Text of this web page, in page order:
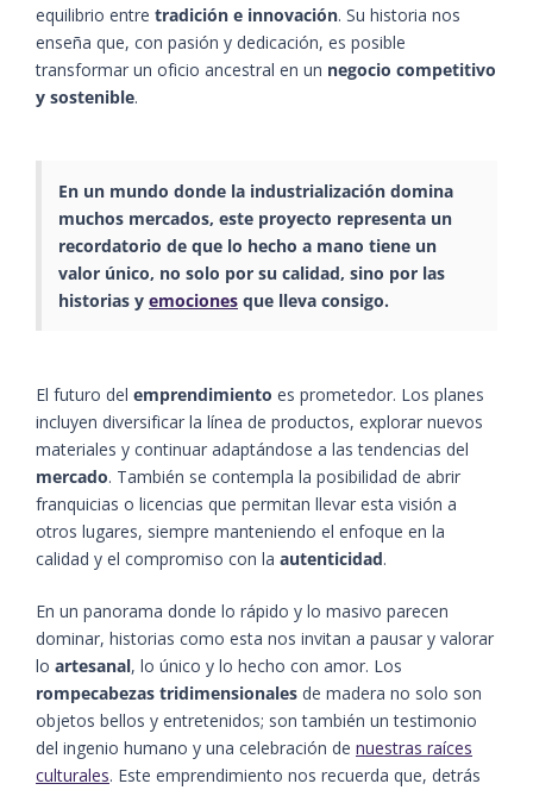
equilibrio entre tradición e innovación. Su historia nos
enseña que, con pasión y dedicación, es posible
transformar un oficio ancestral en un negocio competitivo
y sostenible.
En un mundo donde la industrialización domina
muchos mercados, este proyecto representa un
recordatorio de que lo hecho a mano tiene un
valor único, no solo por su calidad, sino por las
historias y emociones que lleva consigo.
El futuro del emprendimiento es prometedor. Los planes
incluyen diversificar la línea de productos, explorar nuevos
materiales y continuar adaptándose a las tendencias del
mercado. También se contempla la posibilidad de abrir
franquicias o licencias que permitan llevar esta visión a
otros lugares, siempre manteniendo el enfoque en la
calidad y el compromiso con la autenticidad.
En un panorama donde lo rápido y lo masivo parecen
dominar, historias como esta nos invitan a pausar y valorar
lo artesanal, lo único y lo hecho con amor. Los
rompecabezas tridimensionales de madera no solo son
objetos bellos y entretenidos; son también un testimonio
del ingenio humano y una celebración de nuestras raíces
culturales. Este emprendimiento nos recuerda que, detrás